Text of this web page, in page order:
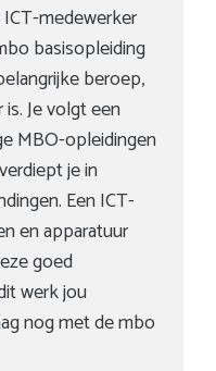
medewerker
basisopleiding
beroep,
Je volgt een
MBO-opleidingen
je in
Een ICT-
en apparatuur
goed
werk jou
nog met dembo